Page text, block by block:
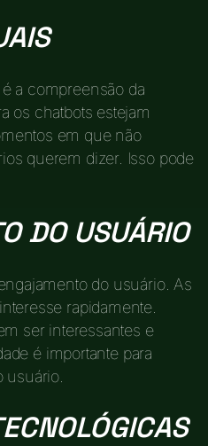
a compreensão da
os chatbots estejam
em que não
querem dizer. Isso pode
DO USUÁRIO
do usuário. As
rapidamente.
ser interessantes e
é importante para
usuário.